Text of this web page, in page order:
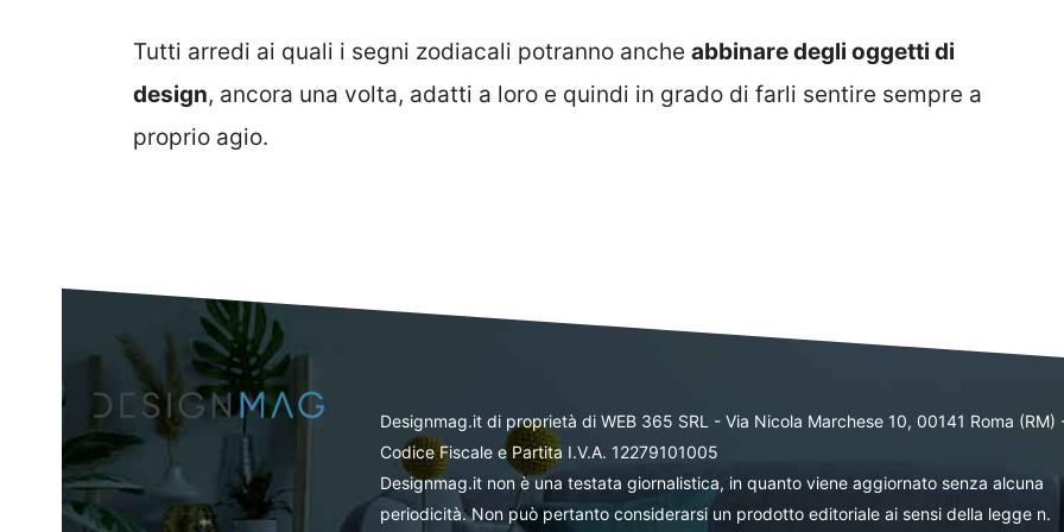
Tutti arredi ai quali i segni zodiacali potranno anche abbinare degli oggetti di
design, ancora una volta, adatti a loro e quindi in grado di farli sentire sempre a
proprio agio.
Designmag.it di proprietà di WEB 365 SRL - Via Nicola Marchese 10, 00141 Roma (RM)
Codice Fiscale e Partita I.V.A. 12279101005
Designmag.it non è una testata giornalistica, in quanto viene aggiornato senza alcuna
periodicità. Non può pertanto considerarsi un prodotto editoriale ai sensi della legge n.